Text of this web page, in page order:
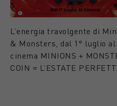
L’energia travolgente di
& Monsters, dal 1° luglio al
cinema MINIONS +
COIN = L’ESTATE